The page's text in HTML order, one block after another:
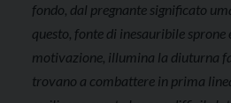
fondo, dal pregnante significato
questo, fonte di inesauribile
motivazione, illumina la diuturna
trovano a combattere in prima